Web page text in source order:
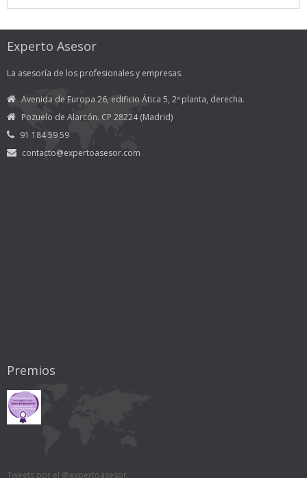
Experto Asesor
La asesoría de los profesionales y empresas.
Avenida de Europa 26, edificio Ática 5, 2ª planta, derecha.
Pozuelo de Alarcón. CP 28224 (Madrid)
91 184 59 59
contacto@expertoasesor.com
Premios
Tweets por el @expertoasesor.